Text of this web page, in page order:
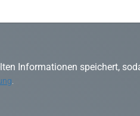
Informationen speichert,